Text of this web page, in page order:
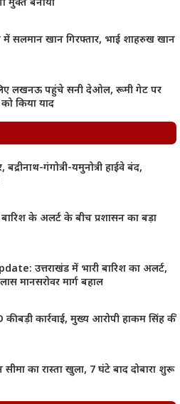
मुक्त बनाया
सलमान खान गिरफ्तार, भाई शाहरुख खान
लिए लखनऊ पहुंचे सनी देओल, रूमी गेट पर
किया याद
गंगोत्री-यमुनोत्री हाईवे बंद,
के अलर्ट के बीच प्रशासन का बड़ा
उत्तराखंड में भारी बारिश का अलर्ट,
मानसरोवर मार्ग बहाल
बड़ी कार्रवाई, मुख्य आरोपी हाकम सिंह की
का रास्ता खुला, 7 घंटे बाद दोबारा शुरू